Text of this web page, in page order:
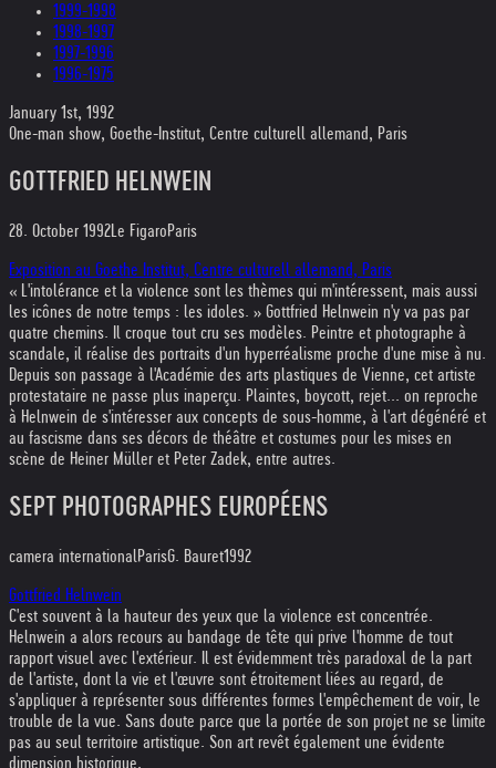
1999-1998
1998-1997
1997-1996
1996-1975
January 1st, 1992
One-man show, Goethe-Institut, Centre culturell allemand, Paris
GOTTFRIED HELNWEIN
28. October 1992 Le FigaroParis
Exposition au Goethe Institut, Centre culturell allemand, Paris
« L'intolérance et la violence sont les thèmes qui m'intéressent, mais aussi
les icônes de notre temps : les idoles. » Gottfried Helnwein n'y va pas par
quatre chemins. Il croque tout cru ses modèles. Peintre et photographe à
scandale, il réalise des portraits d'un hyperréalisme proche d'une mise à nu.
Depuis son passage à l'Académie des arts plastiques de Vienne, cet artiste
protestataire ne passe plus inaperçu. Plaintes, boycott, rejet... on reproche
à Helnwein de s'intéresser aux concepts de sous-homme, à l'art dégénéré et
au fascisme dans ses décors de théâtre et costumes pour les mises en
scène de Heiner Müller et Peter Zadek, entre autres.
SEPT PHOTOGRAPHES EUROPÉENS
camera internationalParisG. Bauret1992
Gottfried Helnwein
C'est souvent à la hauteur des yeux que la violence est concentrée.
Helnwein a alors recours au bandage de tête qui prive l'homme de tout
rapport visuel avec l'extérieur. Il est évidemment très paradoxal de la part
de l'artiste, dont la vie et l'œuvre sont étroitement liées au regard, de
s'appliquer à représenter sous différentes formes l'empêchement de voir, le
trouble de la vue. Sans doute parce que la portée de son projet ne se limite
pas au seul territoire artistique. Son art revêt également une évidente
dimension historique.